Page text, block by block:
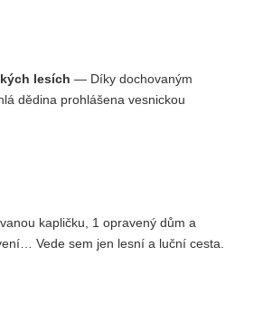
lesích — Díky dochovaným
dědina prohlášena vesnickou
kapličku, 1 opravený dům a
Vede sem jen lesní a luční cesta.